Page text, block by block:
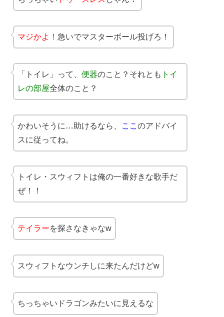
マジかよ！ 急いでマスターボール投げろ！
「トイレ」って、 便器のこと？それとも トイ
レの部屋全体のこと？
かわいそうに…助けるなら、 ここ のアドバイ
スに従ってね。
トイレ・スウィフトは俺の一番好きな歌手だ
ぜ！！
テイラーを探さなきゃなw
スウィフトなウンチしに来たんだけどw
ちっちゃいドラゴンみたいに見えるな